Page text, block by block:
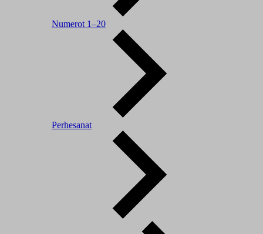
Numerot 1–20
Perhesanat